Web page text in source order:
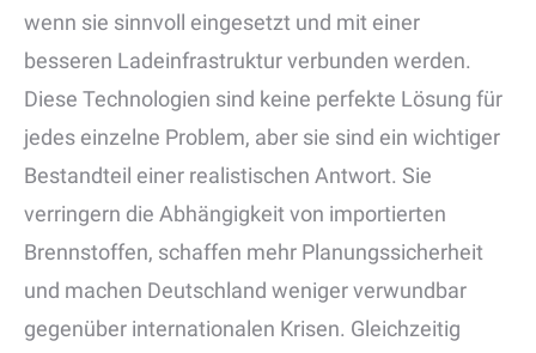
wenn sie sinnvoll eingesetzt und mit einer
besseren Ladeinfrastruktur verbunden werden.
Diese Technologien sind keine perfekte Lösung für
jedes einzelne Problem, aber sie sind ein wichtiger
Bestandteil einer realistischen Antwort. Sie
verringern die Abhängigkeit von importierten
Brennstoffen, schaffen mehr Planungssicherheit
und machen Deutschland weniger verwundbar
gegenüber internationalen Krisen. Gleichzeitig